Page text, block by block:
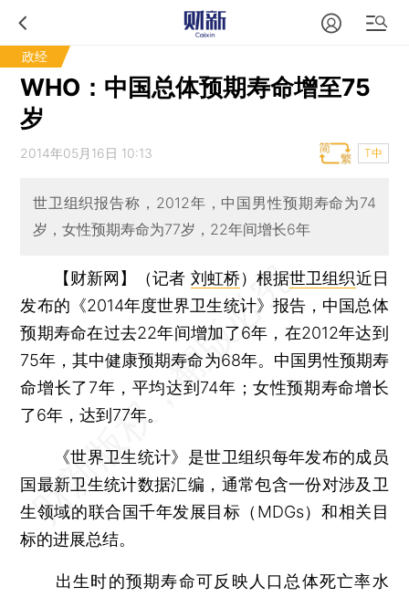
政经
WHO：中国总体预期寿命增至75
岁
2014年05月16日 10:13 T中
世卫组织报告称，2012年，中国男性预期寿命为74
岁，女性预期寿命为77岁，22年间增长6年
【财新网】（记者 刘虹桥） 根据世卫组织近日
发布的《2014年度世界卫生统计》报告，中国总体
预期寿命在过去22年间增加了6年，在2012年达到
75年，其中健康预期寿命为68年。中国男性预期寿
命增长了7年，平均达到74年；女性预期寿命增长
了6年，达到77年。
《世界卫生统计》是世卫组织每年发布的成员
国最新卫生统计数据汇编，通常包含一份对涉及卫
生领域的联合国千年发展目标（MDGs）和相关目
标的进展总结。
出生时的预期寿命可反映人口总体死亡率水